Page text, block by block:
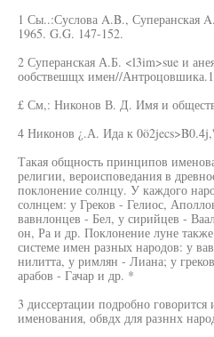
1 Сы..:Суслова A.B., Суперанская
1965. G.G. 147-152.
2 Суперанская А.Б. <l3im>sue и
ообствешщх имен//
£ См,: Никонов В. Д. Имя и
4 Никонов ¿.А. Ида к
Такая общность принципов
религии, вероисповедания в
поклонение солнцу. У каждого
солнцем: у Греков - Гелиос,
вавнлонцев - Бел, у сирийцев -
он, Ра и др. Поклонение луне
системе имен разных народов: у
нилитта, у римлян - Лиана; у
арабов - Гачар и др. *
3 диссертации подробно
именования, обвдх для разннх